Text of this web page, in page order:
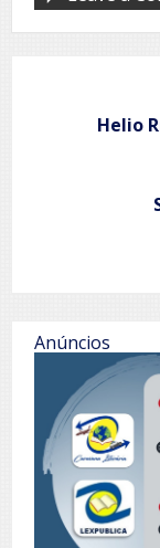
Helio
Anúncios